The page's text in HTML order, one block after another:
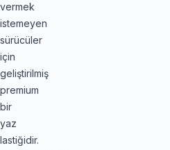
vermek
istemeyen
sürücüler
için
geliştirilmiş
premium
bir
yaz
lastiğidir.